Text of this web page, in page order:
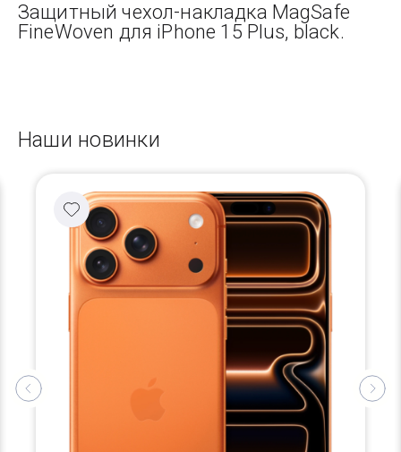
Защитный чехол-накладка MagSafe
FineWoven для iPhone 15 Plus, black.
Наши новинки